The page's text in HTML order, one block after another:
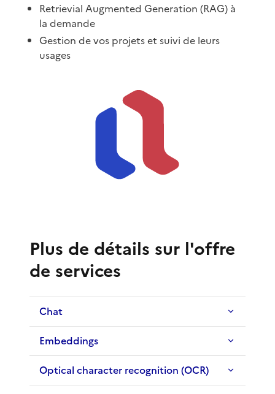
Retrievial Augmented Generation (RAG) à
la demande
Gestion de vos projets et suivi de leurs
usages
Plus de détails sur l'offre
de services
Chat
Embeddings
Optical character recognition (OCR)